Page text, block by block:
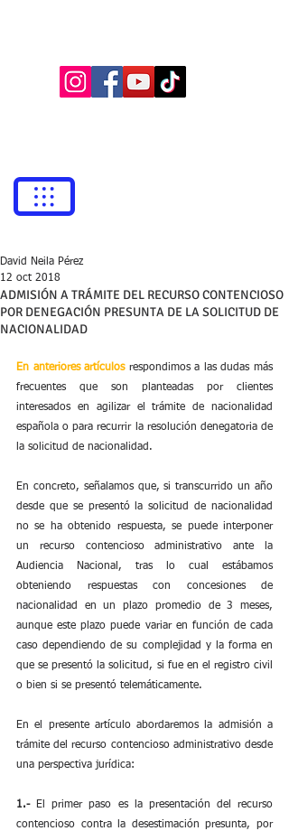
ADMISIÓN A TRÁMITE DEL RECURSO CONTENCIOSO
POR DENEGACIÓN PRESUNTA DE LA SOLICITUD DE
NACIONALIDAD
David Neila Pérez
12 oct 2018
En anteriores artículos respondimos a las dudas más
frecuentes que son planteadas por clientes
interesados en agilizar el trámite de nacionalidad
española o para recurrir la resolución denegatoria de
la solicitud de nacionalidad.
En concreto, señalamos que, si transcurrido un año
desde que se presentó la solicitud de nacionalidad
no se ha obtenido respuesta, se puede interponer
un recurso contencioso administrativo ante la
Audiencia Nacional, tras lo cual estábamos
obteniendo respuestas con concesiones de
nacionalidad en un plazo promedio de 3 meses,
aunque este plazo puede variar en función de cada
caso dependiendo de su complejidad y la forma en
que se presentó la solicitud, si fue en el registro civil
o bien si se presentó telemáticamente.
En el presente artículo abordaremos la admisión a
trámite del recurso contencioso administrativo desde
una perspectiva jurídica:
1.- El primer paso es la presentación del recurso
contencioso contra la desestimación presunta, por